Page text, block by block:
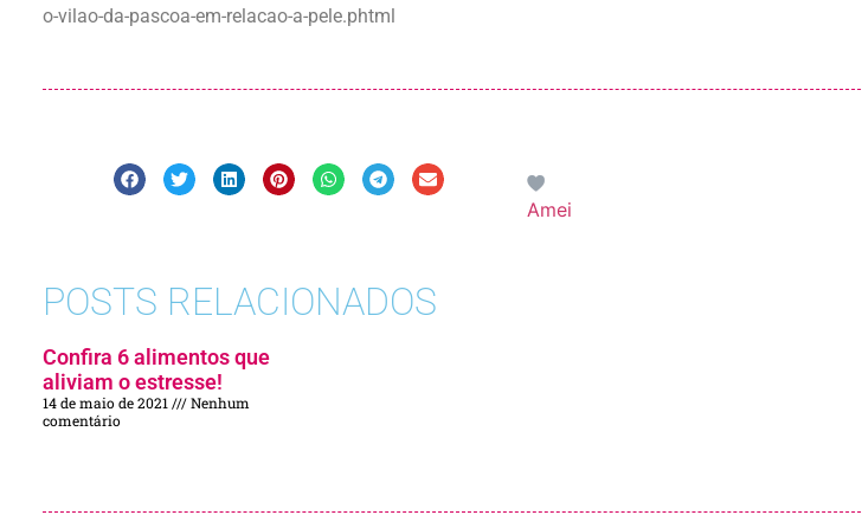
o-vilao-da-pascoa-em-relacao-a-pele.phtml
Amei
POSTS RELACIONADOS
Confira 6 alimentos que
aliviam o estresse!
14 de maio de 2021
Nenhum
comentário